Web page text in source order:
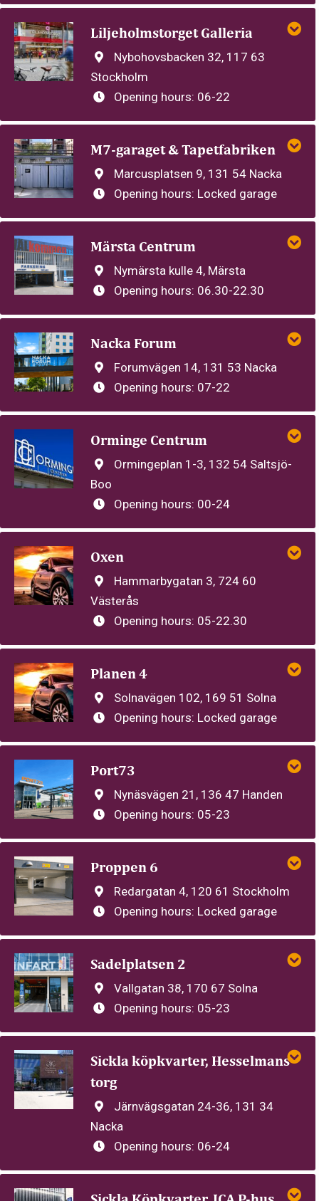
Liljeholmstorget Galleria
Nybohovsbacken 32, 117 63
Stockholm
Opening hours: 06-22
M7-garaget & Tapetfabriken
Marcusplatsen 9, 131 54 Nacka
Opening hours: Locked garage
Märsta Centrum
Nymärsta kulle 4, Märsta
Opening hours: 06.30-22.30
Nacka Forum
Forumvägen 14, 131 53 Nacka
Opening hours: 07-22
Orminge Centrum
Ormingeplan 1-3, 132 54 Saltsjö-
Boo
Opening hours: 00-24
Oxen
Hammarbygatan 3, 724 60
Västerås
Opening hours: 05-22.30
Planen 4
Solnavägen 102, 169 51 Solna
Opening hours: Locked garage
Port73
Nynäsvägen 21, 136 47 Handen
Opening hours: 05-23
Proppen 6
Redargatan 4, 120 61 Stockholm
Opening hours: Locked garage
Sadelplatsen 2
Vallgatan 38, 170 67 Solna
Opening hours: 05-23
Sickla köpkvarter, Hesselmans
torg
Järnvägsgatan 24-36, 131 34
Nacka
Opening hours: 06-24